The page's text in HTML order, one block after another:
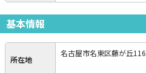
基本情報
所在地
名古屋市名東区藤が丘116